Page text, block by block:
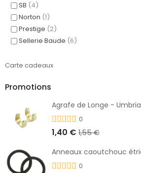
SB (4)
Norton (1)
Prestige (2)
Sellerie Baude (6)
Carte cadeaux
Promotions
Agrafe de Longe - Umbria
0
1,40 € 1,55 €
0